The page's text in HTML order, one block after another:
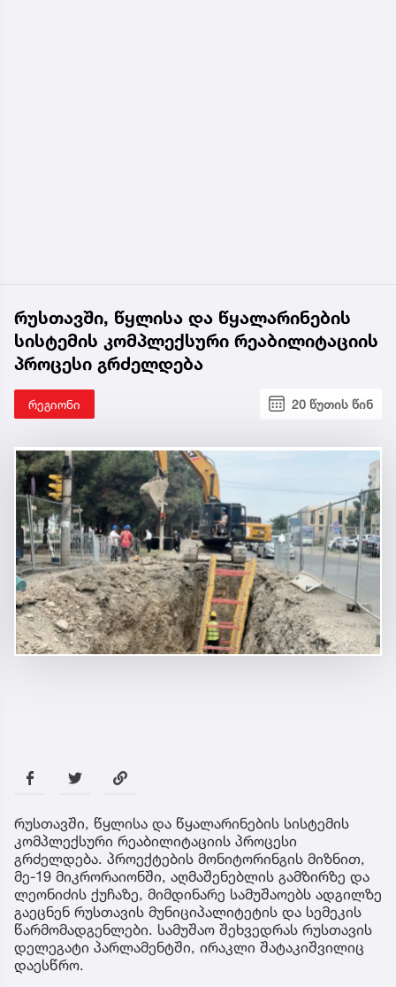
რუსთავში, წყლისა და წყალარინების
სისტემის კომპლექსური რეაბილიტაციის
პროცესი გრძელდება
რეგიონი 20 წუთის წინ
რუსთავში, წყლისა და წყალარინების სისტემის
კომპლექსური რეაბილიტაციის პროცესი
გრძელდება. პროექტების მონიტორინგის მიზნით,
მე-19 მიკრორაიონში, აღმაშენებლის გამზირზე და
ლეონიძის ქუჩაზე, მიმდინარე სამუშაოებს ადგილზე
გაეცნენ რუსთავის მუნიციპალიტეტის და სემეკის
წარმომადგენლები. სამუშაო შეხვედრას რუსთავის
დელეგატი პარლამენტში, ირაკლი შატაკიშვილიც
დაესწრო.